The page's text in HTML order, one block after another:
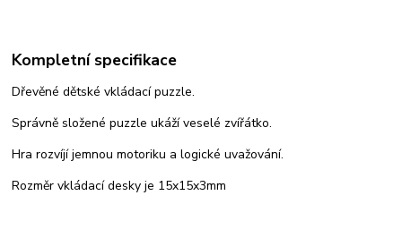
Kompletní specifikace
Dřevěné dětské vkládací puzzle.
Správně složené puzzle ukáží veselé zvířátko.
Hra rozvíjí jemnou motoriku a logické uvažování.
Rozměr vkládací desky je 15x15x3mm